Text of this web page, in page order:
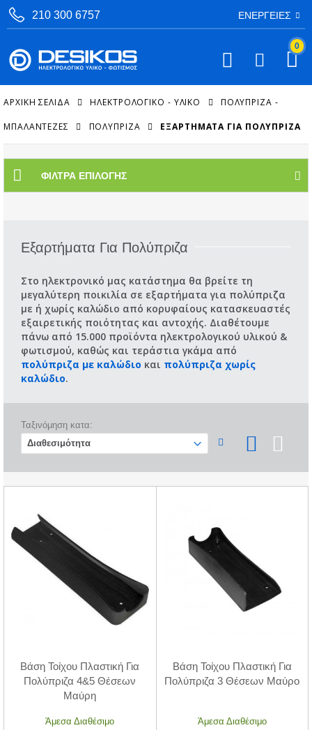
210 300 6757 ΕΝΈΡΓΕΙΕΣ
0
ΑΡΧΙΚΉ ΣΕΛΊΔΑ ΗΛΕΚΤΡΟΛΟΓΙΚΟ - ΥΛΙΚΟ ΠΟΛΎΠΡΙΖΑ -
ΜΠΑΛΑΝΤΈΖΕΣ ΠΟΛΎΠΡΙΖΑ ΕΞΑΡΤΉΜΑΤΑ ΓΙΑ ΠΟΛΎΠΡΙΖΑ
ΦΊΛΤΡΑ ΕΠΙΛΟΓΉΣ
Εξαρτήματα Για Πολύπριζα
Στο ηλεκτρονικό μας κατάστημα θα βρείτε τη
μεγαλύτερη ποικιλία σε εξαρτήματα για πολύπριζα
με ή χωρίς καλώδιο από κορυφαίους κατασκευαστές
εξαιρετικής ποιότητας και αντοχής. Διαθέτουμε
πάνω από 15.000 προϊόντα ηλεκτρολογικού υλικού &
φωτισμού, καθώς και τεράστια γκάμα από
πολύπριζα με καλώδιο και πολύπριζα χωρίς
καλώδιο.
Ταξινόμηση κατα:
Βάση Τοίχου Πλαστική Για
Πολύπριζα 4&5 Θέσεων
Μαύρη
Άμεσα Διαθέσιμο
Βάση Τοίχου Πλαστική Για
Πολύπριζα 3 Θέσεων Μαύρο
Άμεσα Διαθέσιμο